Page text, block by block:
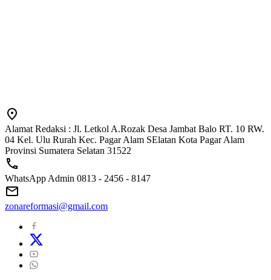
Alamat Redaksi : Jl. Letkol A.Rozak Desa Jambat Balo RT. 10 RW.
04 Kel. Ulu Rurah Kec. Pagar Alam SElatan Kota Pagar Alam
Provinsi Sumatera Selatan 31522
WhatsApp Admin 0813 - 2456 - 8147
zonareformasi@gmail.com